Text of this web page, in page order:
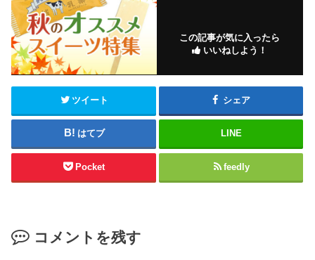
この記事が気に入ったら
いいねしよう！
ツイート シェア
はてブ LINE
Pocket feedly
コメントを残す